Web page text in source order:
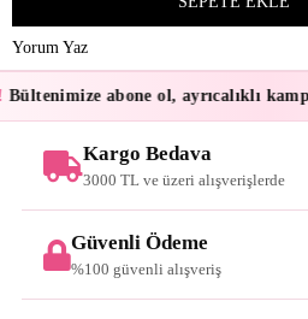
Yorum Yaz
Bültenimize abone ol, ayrıcalıklı
Kargo Bedava
3000 TL ve üzeri alışverişlerde
Güvenli Ödeme
%100 güvenli alışveriş